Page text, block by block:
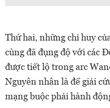
Thứ hai, những chỉ huy
cùng đã đụng độ với các
được tiết lộ trong arc
Nguyên nhân là để giải
mạng buộc phải hành